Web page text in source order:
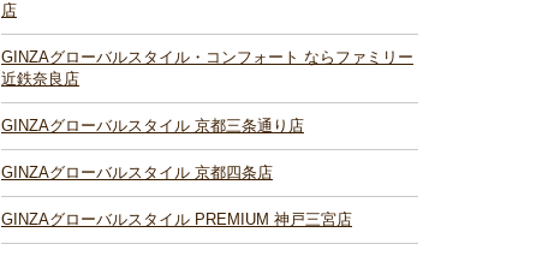
店
GINZAグローバルスタイル・コンフォート ならファミリー
近鉄奈良店
GINZAグローバルスタイル 京都三条通り店
GINZAグローバルスタイル 京都四条店
GINZAグローバルスタイル PREMIUM 神戸三宮店